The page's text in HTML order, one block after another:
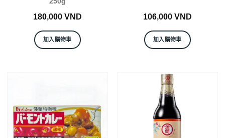
180,000 VND
加入購物車
106,000 VND
加入購物車